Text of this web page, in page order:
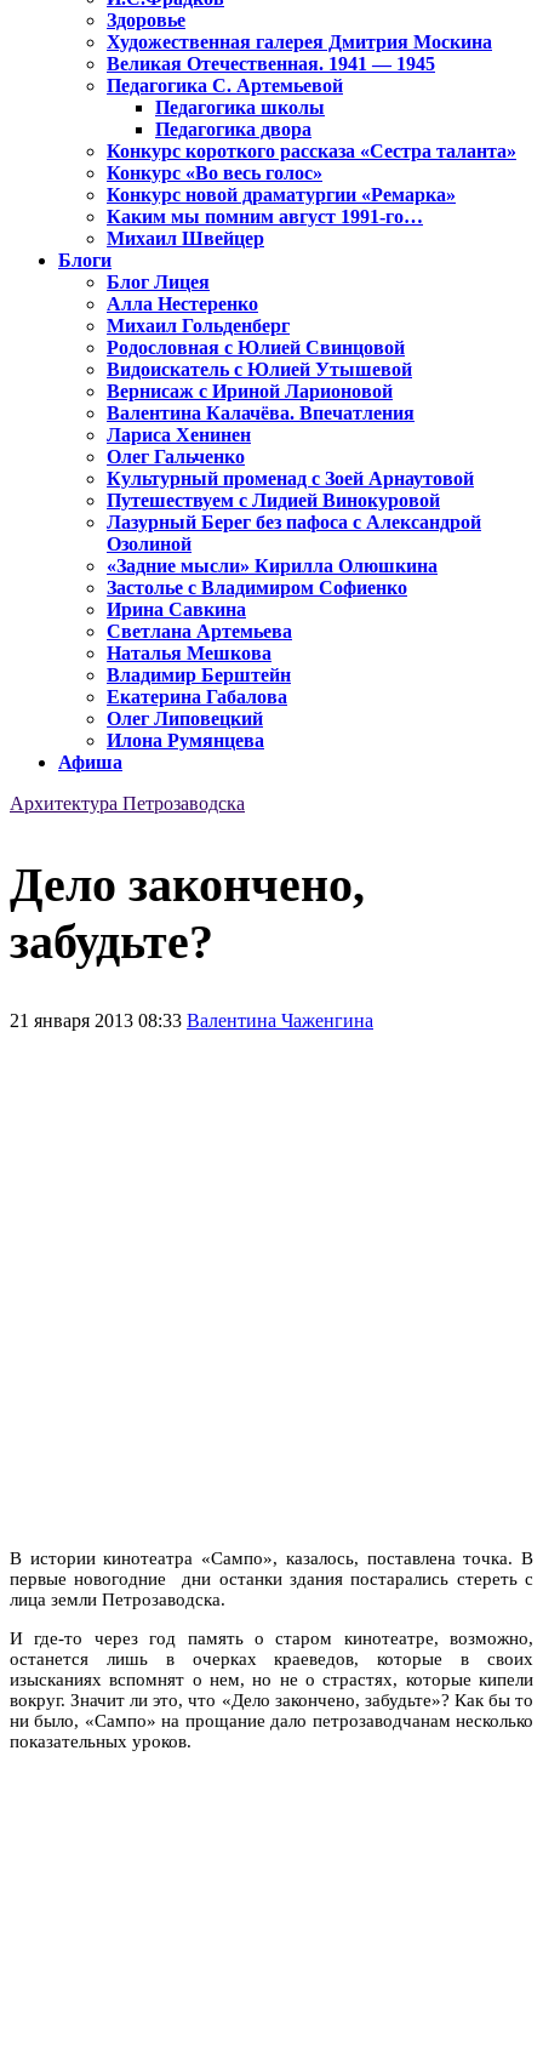
Здоровье
Художественная галерея Дмитрия Москина
Великая Отечественная. 1941 — 1945
Педагогика С. Артемьевой
Педагогика школы
Педагогика двора
Конкурс короткого рассказа «Сестра таланта»
Конкурс «Во весь голос»
Конкурс новой драматургии «Ремарка»
Каким мы помним август 1991-го…
Михаил Швейцер
Блоги
Блог Лицея
Алла Нестеренко
Михаил Гольденберг
Родословная с Юлией Свинцовой
Видоискатель с Юлией Утышевой
Вернисаж с Ириной Ларионовой
Валентина Калачёва. Впечатления
Лариса Хенинен
Олег Гальченко
Культурный променад с Зоей Арнаутовой
Путешествуем с Лидией Винокуровой
Лазурный Берег без пафоса с Александрой
Озолиной
«Задние мысли» Кирилла Олюшкина
Застолье с Владимиром Софиенко
Ирина Савкина
Светлана Артемьева
Наталья Мешкова
Владимир Берштейн
Екатерина Габалова
Олег Липовецкий
Илона Румянцева
Афиша
Архитектура Петрозаводска
Дело закончено,
забудьте?
21 января 2013 08:33 Валентина Чаженгина
В истории кинотеатра «Сампо», казалось, поставлена точка. В
первые новогодние дни останки здания постарались стереть с
лица земли Петрозаводска.
И где-то через год память о старом кинотеатре, возможно,
останется лишь в очерках краеведов, которые в своих
изысканиях вспомнят о нем, но не о страстях, которые кипели
вокруг. Значит ли это, что «Дело закончено, забудьте»? Как бы то
ни было, «Сампо» на прощание дало петрозаводчанам несколько
показательных уроков.